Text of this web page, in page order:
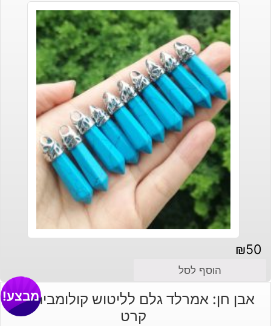
₪50
הוסף לסל
אבן חן: אמרלד גלם לליטוש קולומביה 83
קרט
מבצע!